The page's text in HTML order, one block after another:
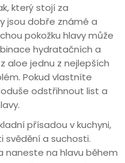
který stojí za
jsou dobře známé a
pokožku hlavy může
hydratačních a
aloe jednu z nejlepších
Pokud vlastníte
odstřihnout list a
přísadou v kuchyni,
svědění a suchosti.
naneste na hlavu během